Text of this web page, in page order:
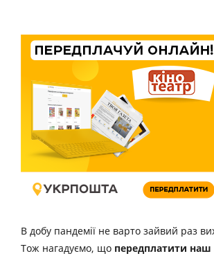
В добу пандемії не варто зайвий раз
Тож нагадуємо, що передплатити